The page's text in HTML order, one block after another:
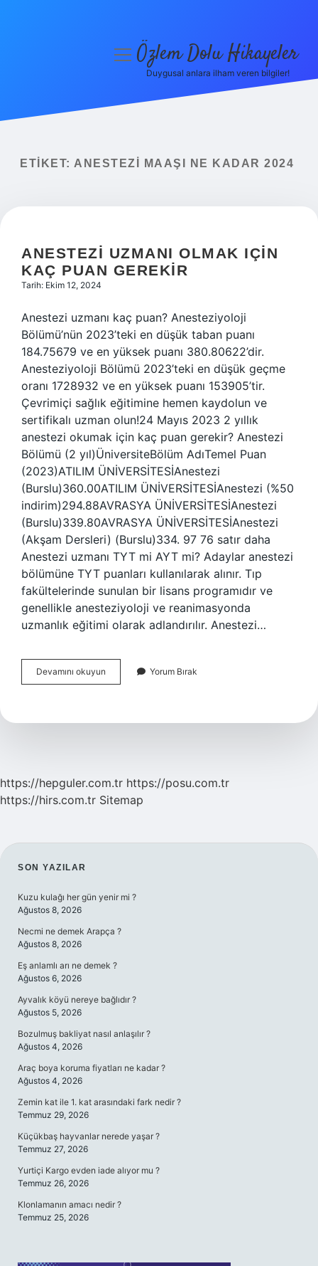
Yasal Uyarı
menüyüÖzlem Dolu Hikayeler
Duygusal anlara ilham veren bilgiler!
ETIKET: ANESTEZI MAAŞI NE KADAR 2024
ANESTEZI UZMANI OLMAK IÇIN
KAÇ PUAN GEREKIR
Tarih: Ekim 12, 2024
Anestezi uzmanı kaç puan? Anesteziyoloji
Bölümü’nün 2023’teki en düşük taban puanı
184.75679 ve en yüksek puanı 380.80622’dir.
Anesteziyoloji Bölümü 2023’teki en düşük geçme
oranı 1728932 ve en yüksek puanı 153905’tir.
Çevrimiçi sağlık eğitimine hemen kaydolun ve
sertifikalı uzman olun!24 Mayıs 2023 2 yıllık
anestezi okumak için kaç puan gerekir? Anestezi
Bölümü (2 yıl)ÜniversiteBölüm AdıTemel Puan
(2023)ATILIM ÜNİVERSİTESİAnestezi
(Burslu)360.00ATILIM ÜNİVERSİTESİAnestezi (%50
indirim)294.88AVRASYA ÜNİVERSİTESİAnestezi
(Burslu)339.80AVRASYA ÜNİVERSİTESİAnestezi
(Akşam Dersleri) (Burslu)334. 97 76 satır daha
Anestezi uzmanı TYT mi AYT mi? Adaylar anestezi
bölümüne TYT puanları kullanılarak alınır. Tıp
fakültelerinde sunulan bir lisans programıdır ve
genellikle anesteziyoloji ve reanimasyonda
uzmanlık eğitimi olarak adlandırılır. Anestezi…
Devamını okuyun Anestezi
Uzmanı
Kaç
Yorum Bırak
https://hepguler.com.tr https://posu.com.tr
https://hirs.com.tr Sitemap
SIDEBAR
SON YAZILAR
Kuzu kulağı her gün yenir mi ?
Ağustos 8, 2026
Necmi ne demek Arapça ?
Ağustos 8, 2026
Eş anlamlı arı ne demek ?
Ağustos 6, 2026
Ayvalık köyü nereye bağlıdır ?
Ağustos 5, 2026
Bozulmuş bakliyat nasıl anlaşılır ?
Ağustos 4, 2026
Araç boya koruma fiyatları ne kadar ?
Ağustos 4, 2026
Zemin kat ile 1. kat arasındaki fark nedir ?
Temmuz 29, 2026
Küçükbaş hayvanlar nerede yaşar ?
Temmuz 27, 2026
Yurtiçi Kargo evden iade alıyor mu ?
Temmuz 26, 2026
Klonlamanın amacı nedir ?
Temmuz 25, 2026